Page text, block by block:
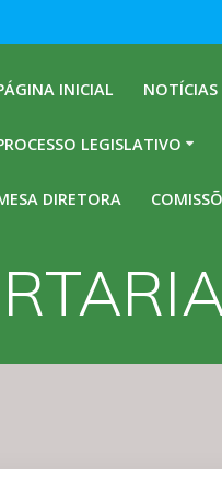
INICIAL NOTÍCIAS
LEGISLATIVO
DIRETORA